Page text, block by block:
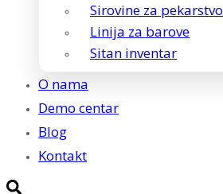
Sirovine za pekarstvo
Linija za barove
Sitan inventar
O nama
Demo centar
Blog
Kontakt